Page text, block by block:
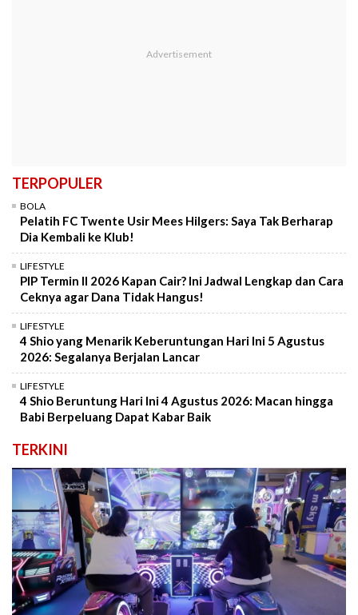
TERPOPULER
BOLA
Pelatih FC Twente Usir Mees Hilgers: Saya Tak Berharap
Dia Kembali ke Klub!
LIFESTYLE
PIP Termin II 2026 Kapan Cair? Ini Jadwal Lengkap dan Cara
Ceknya agar Dana Tidak Hangus!
LIFESTYLE
4 Shio yang Menarik Keberuntungan Hari Ini 5 Agustus
2026: Segalanya Berjalan Lancar
LIFESTYLE
4 Shio Beruntung Hari Ini 4 Agustus 2026: Macan hingga
Babi Berpeluang Dapat Kabar Baik
TERKINI